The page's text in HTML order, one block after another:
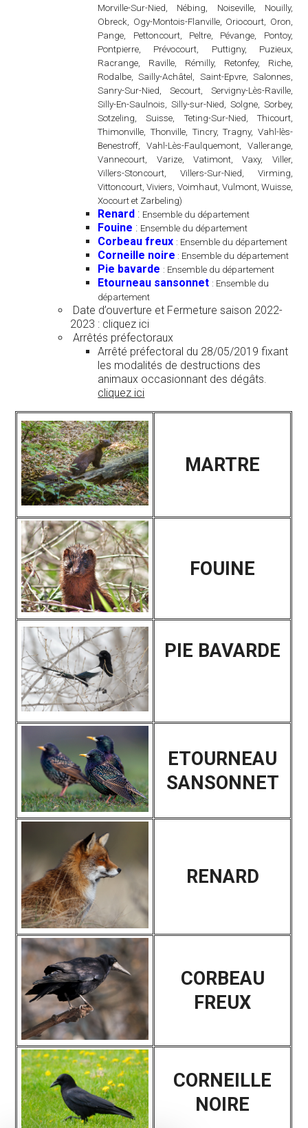
Morville-Sur-Nied, Nébing, Noiseville, Nouilly,
Obreck, Ogy-Montois-Flanville, Oriocourt, Oron,
Pange, Pettoncourt, Peltre, Pévange, Pontoy,
Pontpierre, Prévocourt, Puttigny, Puzieux,
Racrange, Raville, Rémilly, Retonfey, Riche,
Rodalbe, Sailly-Achâtel, Saint-Epvre, Salonnes,
Sanry-Sur-Nied, Secourt, Servigny-Lès-Raville,
Silly-En-Saulnois, Silly-sur-Nied, Solgne, Sorbey,
Sotzeling, Suisse, Teting-Sur-Nied, Thicourt,
Thimonville, Thonville, Tincry, Tragny, Vahl-lès-
Benestroff, Vahl-Lès-Faulquemont, Vallerange,
Vannecourt, Varize, Vatimont, Vaxy, Viller,
Villers-Stoncourt, Villers-Sur-Nied, Virming,
Vittoncourt, Viviers, Voimhaut, Vulmont, Wuisse,
Xocourt et Zarbeling)
Renard : Ensemble du département
Fouine : Ensemble du département
Corbeau freux : Ensemble du département
Corneille noire : Ensemble du département
Pie bavarde : Ensemble du département
Etourneau sansonnet : Ensemble du
département
Date d’ouverture et Fermeture saison 2022-
2023 : cliquez ici
Arrêtés préfectoraux
Arrêté préfectoral du 28/05/2019 fixant
les modalités de destructions des
animaux occasionnant des dégâts.
cliquez ici
MARTRE
FOUINE
PIE BAVARDE
ETOURNEAU
SANSONNET
RENARD
CORBEAU
FREUX
CORNEILLE
NOIRE